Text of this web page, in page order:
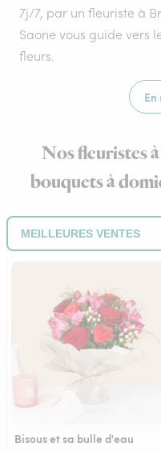
7j/7, par un fleuriste à
Saone vous guide vers
fleurs.
Nos fleuristes
bouquets à
Bisous et sa bulle d'eau